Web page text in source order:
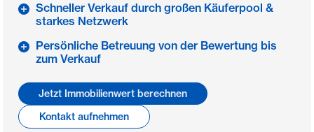
Schneller Verkauf durch großen Käuferpool &
starkes Netzwerk
Persönliche Betreuung von der Bewertung bis
zum Verkauf
Jetzt Immobilienwert berechnen
Kontakt aufnehmen